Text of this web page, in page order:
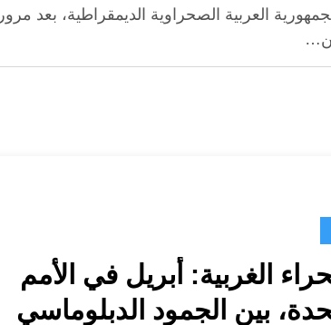
العربية الصحراوية الديمقراطية، بعد مرور
الغربية: أبريل في الأمم
بين الجمود الدبلوماسي